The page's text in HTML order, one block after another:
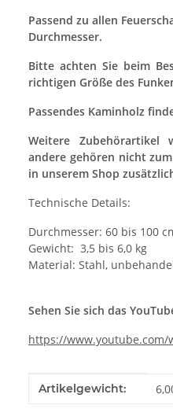
Passend zu allen
Durchmesser.
Bitte achten Sie beim
richtigen Größe des
Passendes Kaminholz
Weitere Zubehörartikel
andere gehören nicht
in unserem Shop
Technische Details:
Durchmesser: 60 bis 100
Gewicht: 3,5 bis 6,0 kg
Material: Stahl,
Sehen Sie sich das
https://www.youtube.com/
Produkteigenschaft
Wert
Artikelgewicht: